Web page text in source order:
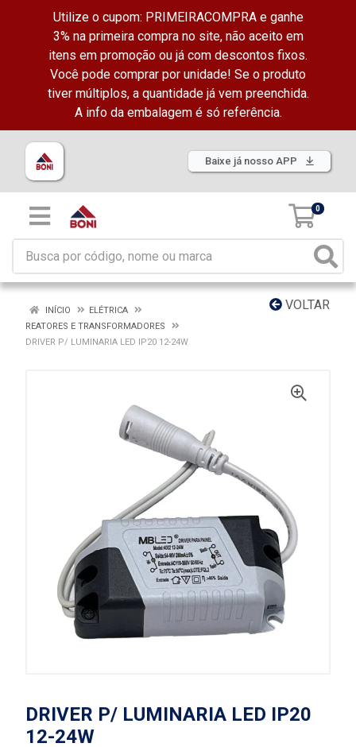
Utilize o cupom: PRIMEIRACOMPRA e ganhe
3% na primeira compra no site, não aceito em
itens em promoção ou já com descontos fixos.
Você pode comprar por unidade! Se o produto
tiver múltiplos, a quantidade já vem preenchida.
A info da embalagem é só referência.
Baixe já nosso APP
0
VOLTAR
INÍCIO
ELÉTRICA
REATORES E TRANSFORMADORES
DRIVER P/ LUMINARIA LED IP20 12-24W
DRIVER P/ LUMINARIA LED IP20
12-24W